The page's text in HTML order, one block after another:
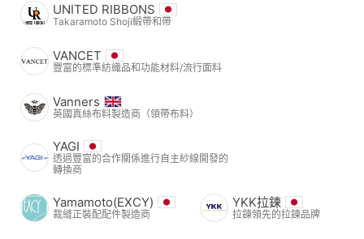
UNITED RIBBONS
Takaramoto Shoji緞帶和帶
VANCET
豐富的標準紡織品和功能材料/流行面料
Vanners
英國真絲布料製造商（領帶布料）
YAGI
透過豐富的合作關係進行自主紗線開發的
轉換商
Yamamoto(EXCY)
裁縫正裝配配件製造商
YKK拉鍊
拉鍊領先的拉鍊品牌